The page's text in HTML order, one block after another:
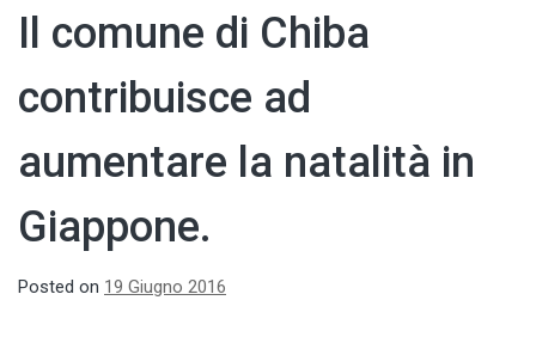
Il comune di Chiba
contribuisce ad
aumentare la natalità in
Giappone.
Posted on 19 Giugno 2016